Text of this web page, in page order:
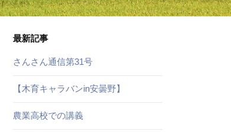
最新記事
さんさん通信第31号
【木育キャラバンin安曇野】
農業高校での講義